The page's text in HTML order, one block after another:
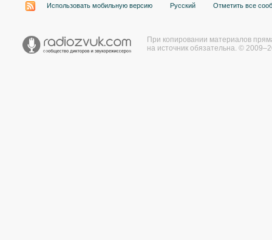
Использовать мобильную версию Русский Отметить все
При копировании материалов
на источник обязательна. ©